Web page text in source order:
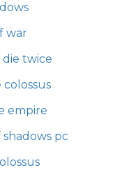
war
die twice
empire
pc